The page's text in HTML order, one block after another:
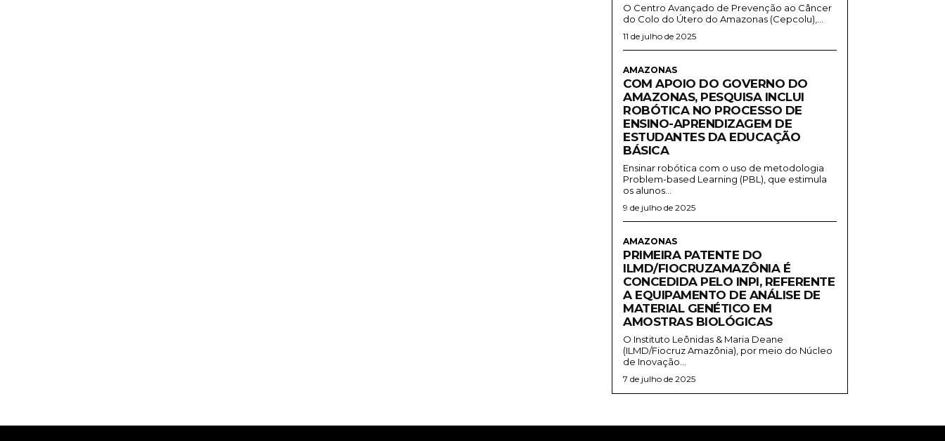
O Centro Avançado de Prevenção ao Câncer
do Colo do Útero do Amazonas (Cepcolu),...
11 de julho de 2025
AMAZONAS
COM APOIO DO GOVERNO DO
AMAZONAS, PESQUISA INCLUI
ROBÓTICA NO PROCESSO DE
ENSINO-APRENDIZAGEM DE
ESTUDANTES DA EDUCAÇÃO
BÁSICA
Ensinar robótica com o uso de metodologia
Problem-based Learning (PBL), que estimula
os alunos...
9 de julho de 2025
AMAZONAS
PRIMEIRA PATENTE DO
ILMD/FIOCRUZAMAZÔNIA É
CONCEDIDA PELO INPI, REFERENTE
A EQUIPAMENTO DE ANÁLISE DE
MATERIAL GENÉTICO EM
AMOSTRAS BIOLÓGICAS
O Instituto Leônidas & Maria Deane
(ILMD/Fiocruz Amazônia), por meio do Núcleo
de Inovação...
7 de julho de 2025